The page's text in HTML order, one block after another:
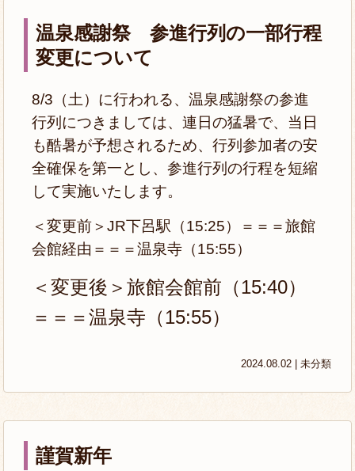
温泉感謝祭 参進行列の一部行程
変更について
8/3（土）に行われる、温泉感謝祭の参進
行列につきましては、連日の猛暑で、当日
も酷暑が予想されるため、行列参加者の安
全確保を第一とし、参進行列の行程を短縮
して実施いたします。
＜変更前＞JR下呂駅（15:25）＝＝＝旅館
会館経由＝＝＝温泉寺（15:55）
＜変更後＞旅館会館前（15:40）
＝＝＝温泉寺（15:55）
2024.08.02 | 未分類
謹賀新年